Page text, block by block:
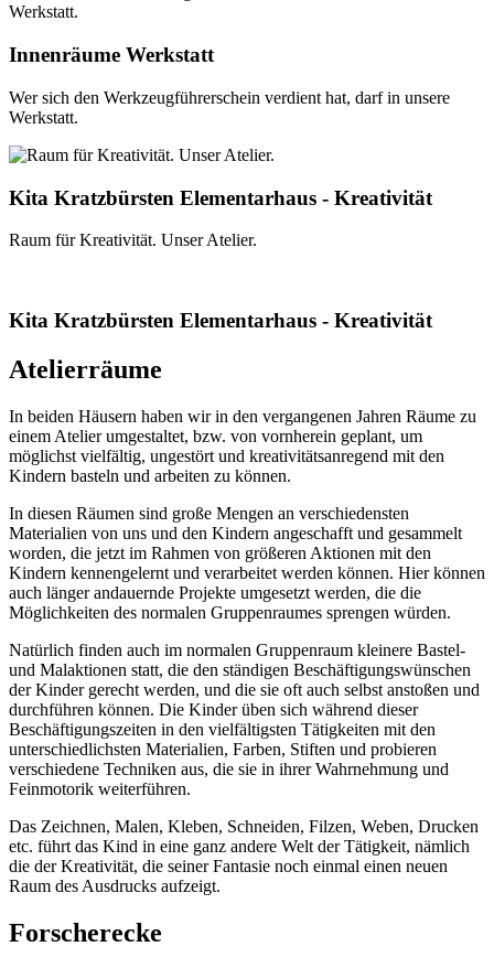
Innenräume Werkstatt
Wer sich den Werkzeugführerschein verdient hat, darf in unsere
Werkstatt.
Kita Kratzbürsten Elementarhaus - Kreativität
Raum für Kreativität. Unser Atelier.
Kita Kratzbürsten Elementarhaus - Kreativität
Atelierräume
In beiden Häusern haben wir in den vergangenen Jahren Räume zu
einem Atelier umgestaltet, bzw. von vornherein geplant, um
möglichst vielfältig, ungestört und kreativitätsanregend mit den
Kindern basteln und arbeiten zu können.
In diesen Räumen sind große Mengen an verschiedensten
Materialien von uns und den Kindern angeschafft und gesammelt
worden, die jetzt im Rahmen von größeren Aktionen mit den
Kindern kennengelernt und verarbeitet werden können. Hier können
auch länger andauernde Projekte umgesetzt werden, die die
Möglichkeiten des normalen Gruppenraumes sprengen würden.
Natürlich finden auch im normalen Gruppenraum kleinere Bastel-
und Malaktionen statt, die den ständigen Beschäftigungswünschen
der Kinder gerecht werden, und die sie oft auch selbst anstoßen und
durchführen können. Die Kinder üben sich während dieser
Beschäftigungszeiten in den vielfältigsten Tätigkeiten mit den
unterschiedlichsten Materialien, Farben, Stiften und probieren
verschiedene Techniken aus, die sie in ihrer Wahrnehmung und
Feinmotorik weiterführen.
Das Zeichnen, Malen, Kleben, Schneiden, Filzen, Weben, Drucken
etc. führt das Kind in eine ganz andere Welt der Tätigkeit, nämlich
die der Kreativität, die seiner Fantasie noch einmal einen neuen
Raum des Ausdrucks aufzeigt.
Forscherecke